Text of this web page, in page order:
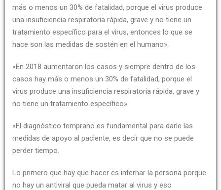
más o menos un 30% de fatalidad, porque el virus produce
una insuficiencia respiratoria rápida, grave y no tiene un
tratamiento específico para el virus, entonces lo que se
hace son las medidas de sostén en el humano».
«En 2018 aumentaron los casos y siempre dentro de los
casos hay más o menos un 30% de fatalidad, porque el
virus produce una insuficiencia respiratoria rápida, grave y
no tiene un tratamiento específico»
«El diagnóstico temprano es fundamental para darle las
medidas de apoyo al paciente, es decir que no se puede
perder tiempo.
Lo primero que hay que hacer es internar la persona porque
no hay un antiviral que pueda matar al virus y eso